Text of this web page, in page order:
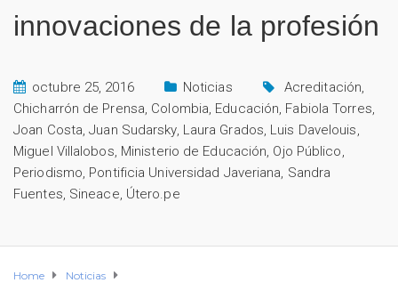
innovaciones de la profesión
octubre 25, 2016 Noticias Acreditación,
Chicharrón de Prensa, Colombia, Educación, Fabiola Torres,
Joan Costa,Juan Sudarsky, Laura Grados, Luis Davelouis,
Miguel Villalobos, Ministerio de Educación, Ojo Público,
Periodismo, Pontificia Universidad Javeriana, Sandra
Fuentes, Sineace, Útero.pe
Home
Noticias